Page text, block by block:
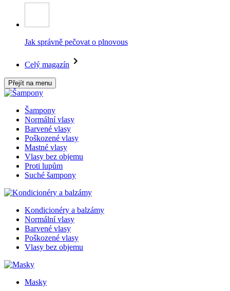
Jak správně pečovat o plnovous
Celý magazín
Přejít na menu
Šampony
Normální vlasy
Barvené vlasy
Poškozené vlasy
Mastné vlasy
Vlasy bez objemu
Proti lupům
Suché šampony
Kondicionéry a balzámy
Normální vlasy
Barvené vlasy
Poškozené vlasy
Vlasy bez objemu
Masky